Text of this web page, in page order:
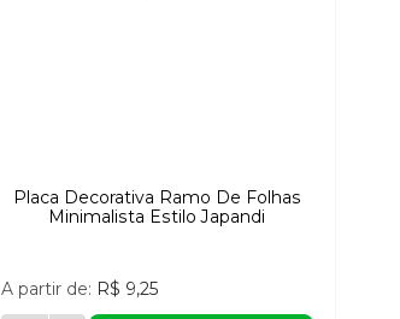
Placa Decorativa Ramo De Folhas
Minimalista Estilo Japandi
A partir de: R$ 9,25